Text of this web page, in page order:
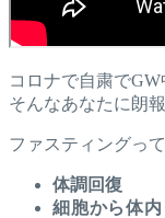
コロナで自粛で
そんなあなたに朗
ファスティングっ
体調回復
細胞から体内